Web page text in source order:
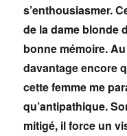
s’enthousiasmer.
de la dame blonde
bonne mémoire.
davantage encore
cette femme me
qu’antipathique.
mitigé, il force un